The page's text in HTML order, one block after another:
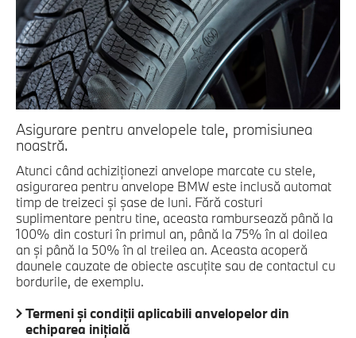
Asigurare pentru anvelopele tale, promisiunea
noastră.
Atunci când achiziționezi anvelope marcate cu stele,
asigurarea pentru anvelope BMW este inclusă automat
timp de treizeci și șase de luni. Fără costuri
suplimentare pentru tine, aceasta rambursează până la
100% din costuri în primul an, până la 75% în al doilea
an și până la 50% în al treilea an. Aceasta acoperă
daunele cauzate de obiecte ascuțite sau de contactul cu
bordurile, de exemplu.
Termeni şi condiţii aplicabili anvelopelor din
echiparea iniţială